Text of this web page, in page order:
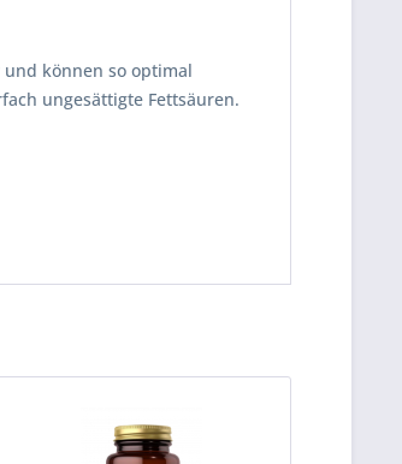
können so optimal
ungesättigte Fettsäuren.